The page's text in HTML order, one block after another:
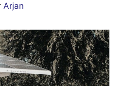
Arjan